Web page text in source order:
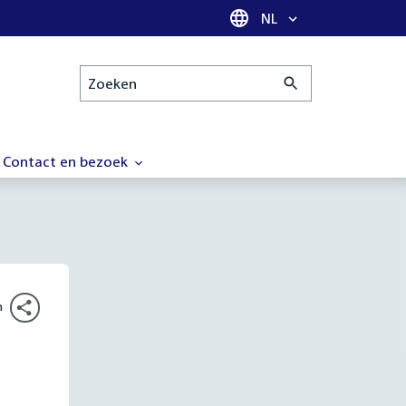
Taal selectie
NL
Zoeken
Contact en bezoek